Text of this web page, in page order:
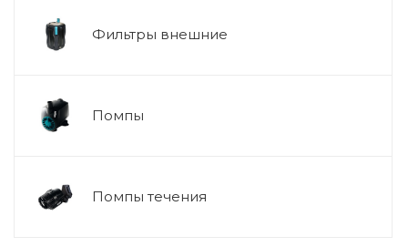
Фильтры внешние
Помпы
Помпы течения